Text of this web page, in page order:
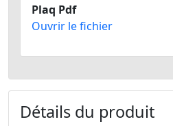
Plaq Pdf
Ouvrir le fichier
Détails du produit